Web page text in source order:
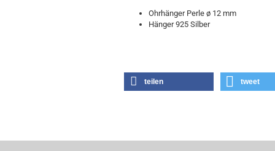
Ohrhänger Perle ø 12 mm
Hänger 925 Silber
teilen tweet